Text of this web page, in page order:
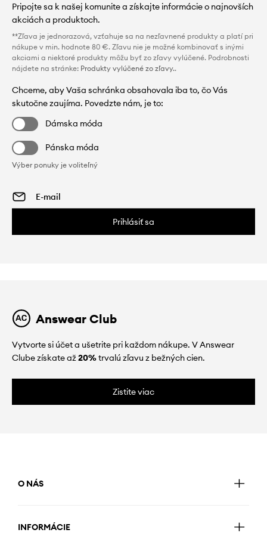
Pripojte sa k našej komunite a získajte informácie o najnovších
akciách a produktoch.
**Zľava je jednorazová, vzťahuje sa na nezľavnené produkty a platí pri
nákupe v min. hodnote 80 €. Zľavu nie je možné kombinovať s inými
akciami a niektoré produkty môžu byť zo zľavy vylúčené. Podrobnosti
nájdete na stránke: Produkty vylúčené zo zľavy..
Chceme, aby Vaša schránka obsahovala iba to, čo Vás
skutočne zaujíma. Povedzte nám, je to:
Dámska móda
Pánska móda
Výber ponuky je voliteľný
Prihlásiť sa
Answear Club
Vytvorte si účet a ušetrite pri každom nákupe. V Answear
Clube získate až20%trvalú zľavu z bežných cien.
Zistite viac
O NÁS
INFORMÁCIE